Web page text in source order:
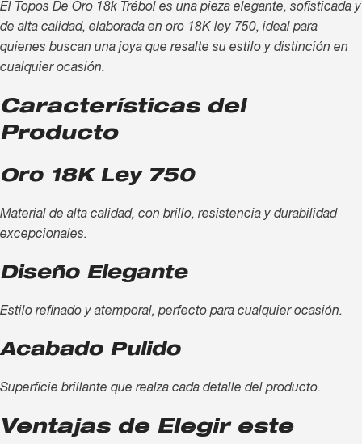
El Topos De Oro 18k Trébol es una pieza elegante, sofisticada y
de alta calidad, elaborada en oro 18K ley 750, ideal para
quienes buscan una joya que resalte su estilo y distinción en
cualquier ocasión.
Características del
Producto
Oro 18K Ley 750
Material de alta calidad, con brillo, resistencia y durabilidad
excepcionales.
Diseño Elegante
Estilo refinado y atemporal, perfecto para cualquier ocasión.
Acabado Pulido
Superficie brillante que realza cada detalle del producto.
Ventajas de Elegir este